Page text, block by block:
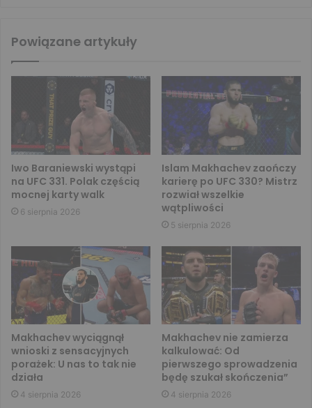
Powiązane artykuły
Iwo Baraniewski wystąpi
na UFC 331. Polak częścią
mocnej karty walk
6 sierpnia 2026
Islam Makhachev zaończy
karierę po UFC 330? Mistrz
rozwiał wszelkie
wątpliwości
5 sierpnia 2026
Makhachev wyciągnął
wnioski z sensacyjnych
porażek: U nas to tak nie
działa
4 sierpnia 2026
Makhachev nie zamierza
kalkulować: Od
pierwszego sprowadzenia
będę szukał skończenia”
4 sierpnia 2026